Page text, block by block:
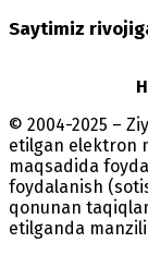
Saytimiz
© 2004-2025 –
etilgan elektron
maqsadida
foydalanish
qonunan
etilganda